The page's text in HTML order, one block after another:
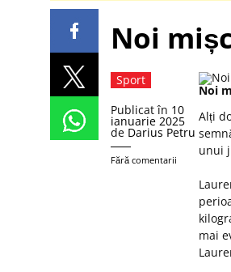
Noi
Sport
Publicat în 10
ianuarie 2025
de Darius Petru
Fără comentarii
Noi
Alți
unui
mai